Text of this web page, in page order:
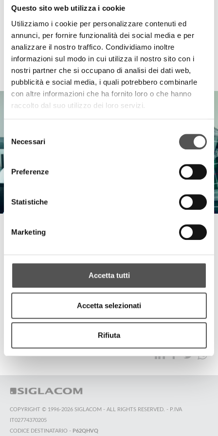
Questo sito web utilizza i cookie
Utilizziamo i cookie per personalizzare contenuti ed
annunci, per fornire funzionalità dei social media e per
analizzare il nostro traffico. Condividiamo inoltre
informazioni sul modo in cui utilizza il nostro sito con i
nostri partner che si occupano di analisi dei dati web,
pubblicità e social media, i quali potrebbero combinarle
con altre informazioni che ha fornito loro o che hanno
raccolto dal suo utilizzo dei loro servizi.
del
consenso
Necessari
Preferenze
Statistiche
Marketing
Accetta tutti
Accetta selezionati
Rifiuta
HIGHLIGHTS
Guardiamo al futuro e affrontiamo le sfide
TUTTI GLI HIGHLIGHTS
TOP RICERCHE SITEMAP SOSTENIBILITÀ
COPYRIGHT © 1996-2026 SIGLACOM - ALL RIGHTS RESERVED. - P.IVA
IT02774370205
CODICE DESTINATARIO - P62QHVQ